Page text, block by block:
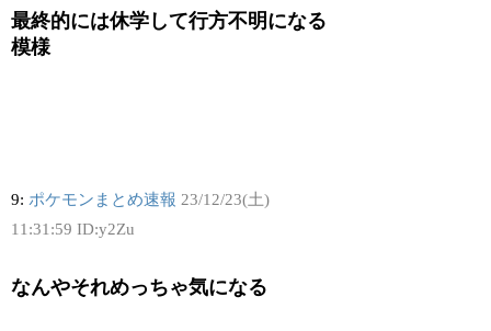
最終的には休学して行方不明になる
模様
9: ポケモンまとめ速報 23/12/23(土)
11:31:59 ID:y2Zu
なんやそれめっちゃ気になる